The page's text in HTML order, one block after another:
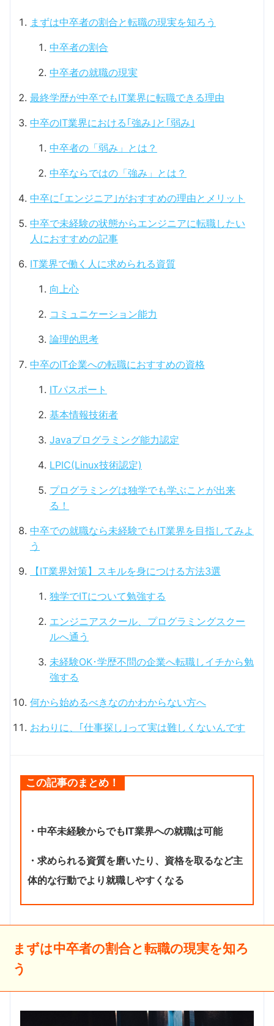
まずは中卒者の割合と転職の現実を知ろう
中卒者の割合
中卒者の就職の現実
最終学歴が中卒でもIT業界に転職できる理由
中卒のIT業界における｢強み｣と｢弱み｣
中卒者の「弱み」とは？
中卒ならではの「強み」とは？
中卒に｢エンジニア｣がおすすめの理由とメリット
中卒で未経験の状態からエンジニアに転職したい
人におすすめの記事
IT業界で働く人に求められる資質
向上心
コミュニケーション能力
論理的思考
中卒のIT企業への転職におすすめの資格
ITパスポート
基本情報技術者
Javaプログラミング能力認定
LPIC(Linux技術認定)
プログラミングは独学でも学ぶことが出来
る！
中卒での就職なら未経験でもIT業界を目指してみよ
う
【IT業界対策】スキルを身につける方法3選
独学でITについて勉強する
エンジニアスクール、プログラミングスクー
ルへ通う
未経験OK･学歴不問の企業へ転職しイチから勉
強する
何から始めるべきなのかわからない方へ
おわりに、｢仕事探し｣って実は難しくないんです
この記事のまとめ！
・中卒未経験からでもIT業界への就職は可能
・求められる資質を磨いたり、資格を取るなど主
体的な行動でより就職しやすくなる
まずは中卒者の割合と転職の現実を知ろ
う